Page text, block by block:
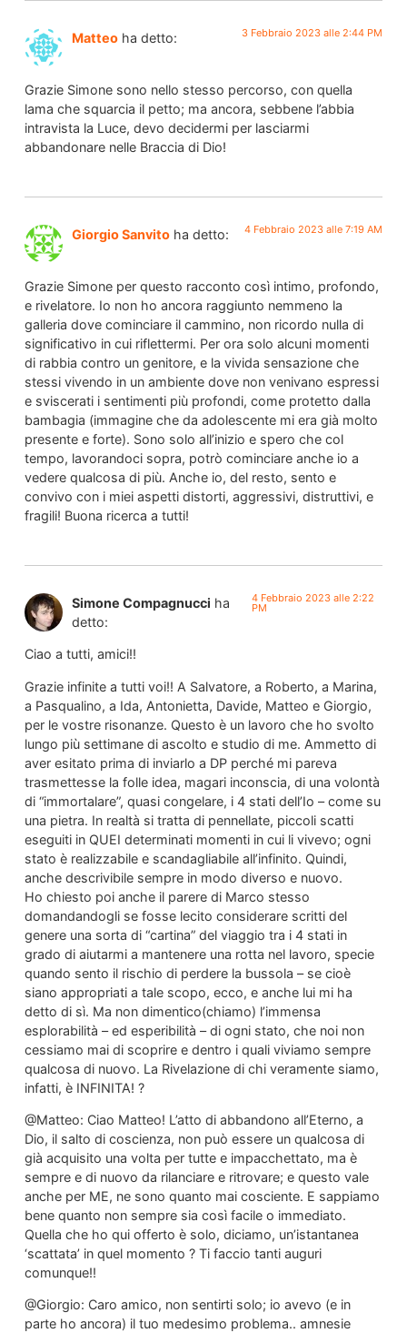
Matteo ha detto: 3 Febbraio 2023 alle 2:44 PM
Grazie Simone sono nello stesso percorso, con quella
lama che squarcia il petto; ma ancora, sebbene l’abbia
intravista la Luce, devo decidermi per lasciarmi
abbandonare nelle Braccia di Dio!
Giorgio Sanvito ha detto: 4 Febbraio 2023 alle 7:19 AM
Grazie Simone per questo racconto così intimo, profondo,
e rivelatore. Io non ho ancora raggiunto nemmeno la
galleria dove cominciare il cammino, non ricordo nulla di
significativo in cui riflettermi. Per ora solo alcuni momenti
di rabbia contro un genitore, e la vivida sensazione che
stessi vivendo in un ambiente dove non venivano espressi
e sviscerati i sentimenti più profondi, come protetto dalla
bambagia (immagine che da adolescente mi era già molto
presente e forte). Sono solo all’inizio e spero che col
tempo, lavorandoci sopra, potrò cominciare anche io a
vedere qualcosa di più. Anche io, del resto, sento e
convivo con i miei aspetti distorti, aggressivi, distruttivi, e
fragili! Buona ricerca a tutti!
Simone Compagnucci ha
detto:
4 Febbraio 2023 alle 2:22
PM
Ciao a tutti, amici!!
Grazie infinite a tutti voi!! A Salvatore, a Roberto, a Marina,
a Pasqualino, a Ida, Antonietta, Davide, Matteo e Giorgio,
per le vostre risonanze. Questo è un lavoro che ho svolto
lungo più settimane di ascolto e studio di me. Ammetto di
aver esitato prima di inviarlo a DP perché mi pareva
trasmettesse la folle idea, magari inconscia, di una volontà
di “immortalare”, quasi congelare, i 4 stati dell’Io – come su
una pietra. In realtà si tratta di pennellate, piccoli scatti
eseguiti in QUEI determinati momenti in cui li vivevo; ogni
stato è realizzabile e scandagliabile all’infinito. Quindi,
anche descrivibile sempre in modo diverso e nuovo.
Ho chiesto poi anche il parere di Marco stesso
domandandogli se fosse lecito considerare scritti del
genere una sorta di “cartina” del viaggio tra i 4 stati in
grado di aiutarmi a mantenere una rotta nel lavoro, specie
quando sento il rischio di perdere la bussola – se cioè
siano appropriati a tale scopo, ecco, e anche lui mi ha
detto di sì. Ma non dimentico(chiamo) l’immensa
esplorabilità – ed esperibilità – di ogni stato, che noi non
cessiamo mai di scoprire e dentro i quali viviamo sempre
qualcosa di nuovo. La Rivelazione di chi veramente siamo,
infatti, è INFINITA! ?
@Matteo: Ciao Matteo! L’atto di abbandono all’Eterno, a
Dio, il salto di coscienza, non può essere un qualcosa di
già acquisito una volta per tutte e impacchettato, ma è
sempre e di nuovo da rilanciare e ritrovare; e questo vale
anche per ME, ne sono quanto mai cosciente. E sappiamo
bene quanto non sempre sia così facile o immediato.
Quella che ho qui offerto è solo, diciamo, un’istantanea
‘scattata’ in quel momento ? Ti faccio tanti auguri
comunque!!
@Giorgio: Caro amico, non sentirti solo; io avevo (e in
parte ho ancora) il tuo medesimo problema.. amnesie